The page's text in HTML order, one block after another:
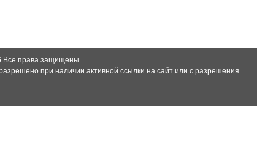
Все права защищены.
при наличии активной ссылки на сайт или с разрешения